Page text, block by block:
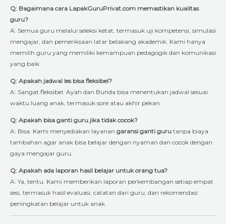
Q: Bagaimana cara LapakGuruPrivat.com memastikan kualitas
guru?
A: Semua guru melalui seleksi ketat, termasuk uji kompetensi, simulasi
mengajar, dan pemeriksaan latar belakang akademik. Kami hanya
memilih guru yang memiliki kemampuan pedagogik dan komunikasi
yang baik.
Q: Apakah jadwal les bisa fleksibel?
A: Sangat fleksibel. Ayah dan Bunda bisa menentukan jadwal sesuai
waktu luang anak, termasuk sore atau akhir pekan.
Q: Apakah bisa ganti guru jika tidak cocok?
A: Bisa. Kami menyediakan layanan garansi ganti guru tanpa biaya
tambahan agar anak bisa belajar dengan nyaman dan cocok dengan
gaya mengajar guru.
Q: Apakah ada laporan hasil belajar untuk orang tua?
A: Ya, tentu. Kami memberikan laporan perkembangan setiap empat
sesi, termasuk hasil evaluasi, catatan dari guru, dan rekomendasi
peningkatan belajar untuk anak.